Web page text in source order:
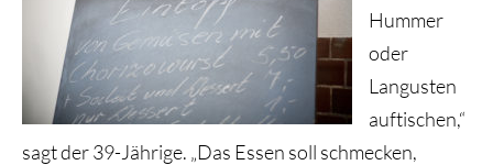
Hummer
oder
Langusten
auftischen,“
sagt der 39-Jährige. „Das Essen soll schmecken,